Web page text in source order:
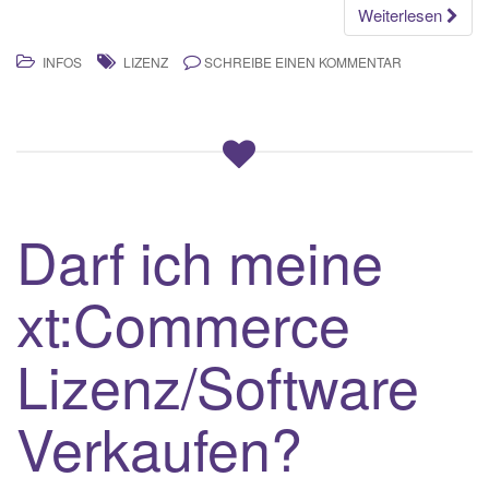
Weiterlesen
INFOS LIZENZ SCHREIBE EINEN KOMMENTAR
Darf ich meine
xt:Commerce
Lizenz/Software
Verkaufen?